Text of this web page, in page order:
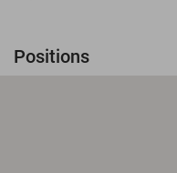
Positions